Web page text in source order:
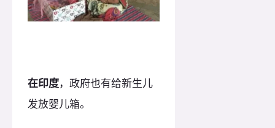
在印度，政府也有给新生儿
发放婴儿箱。